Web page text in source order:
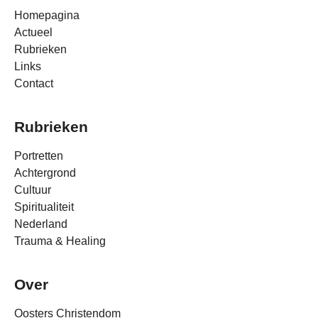
Homepagina
Actueel
Rubrieken
Links
Contact
Rubrieken
Portretten
Achtergrond
Cultuur
Spiritualiteit
Nederland
Trauma & Healing
Over
Oosters Christendom